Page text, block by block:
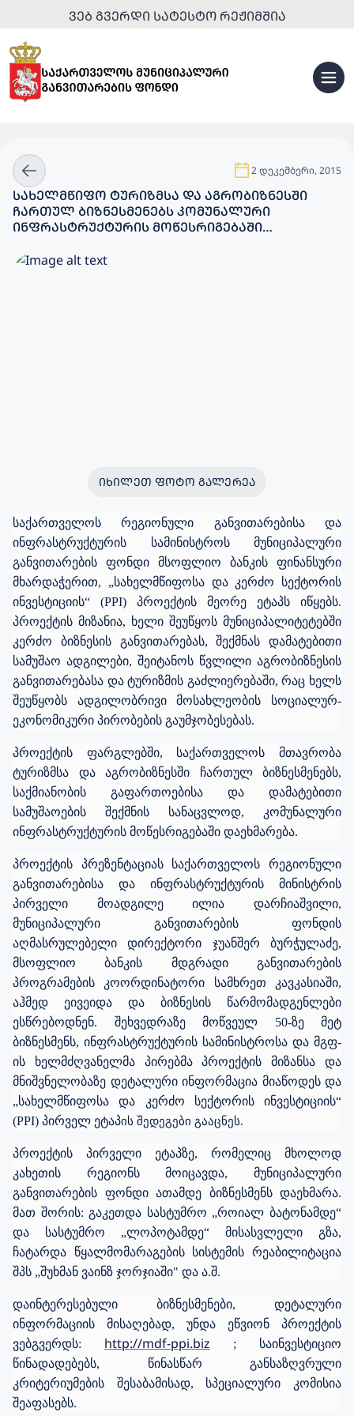
ᲕᲔᲑ ᲒᲕᲔᲠᲓᲘ ᲡᲐᲢᲔᲡᲢᲝ ᲠᲔᲟᲘᲛᲨᲘᲐ
2 დეკემბერი, 2015
ᲡᲐᲮᲔᲚᲛᲬᲘᲤᲝ ᲢᲣᲠᲘᲖᲛᲡᲐ ᲓᲐ ᲐᲒᲠᲝᲑᲘᲖᲜᲔᲡᲨᲘ
ᲩᲐᲠᲗᲣᲚ ᲑᲘᲖᲜᲔᲡᲛᲔᲜᲔᲑᲡ ᲙᲝᲛᲣᲜᲐᲚᲣᲠᲘ
ᲘᲜᲤᲠᲐᲡᲢᲠᲣᲥᲢᲣᲠᲘᲡ ᲛᲝᲬᲔᲡᲠᲘᲒᲔᲑᲐᲨᲘ
ᲘᲮᲘᲚᲔᲗ ᲤᲝᲢᲝ ᲒᲐᲚᲔᲠᲔᲐ
საქართველოს რეგიონული განვითარებისა და
ინფრასტრუქტურის სამინისტროს მუნიციპალური
განვითარების ფონდი მსოფლიო ბანკის ფინანსური
მხარდაჭერით, „სახელმწიფოსა და კერძო სექტორის
ინვესტიციის“ (PPI) პროექტის მეორე ეტაპს იწყებს.
პროექტის მიზანია, ხელი შეუწყოს მუნიციპალიტეტებში
კერძო ბიზნესის განვითარებას, შექმნას დამატებითი
სამუშაო ადგილები, შეიტანოს წვლილი აგრობიზნესის
განვითარებასა და ტურიზმის გაძლიერებაში, რაც ხელს
შეუწყობს ადგილობრივი მოსახლეობის სოციალურ-
ეკონომიკური პირობების გაუმჯობესებას.
პროექტის ფარგლებში, საქართველოს მთავრობა
ტურიზმსა და აგრობიზნესში ჩართულ ბიზნესმენებს,
საქმიანობის გაფართოებისა და დამატებითი
სამუშაოების შექმნის სანაცვლოდ, კომუნალური
ინფრასტრუქტურის მოწესრიგებაში დაეხმარება.
პროექტის პრეზენტაციას საქართველოს რეგიონული
განვითარებისა და ინფრასტრუქტურის მინისტრის
პირველი მოადგილე ილია დარჩიაშვილი,
მუნიციპალური განვითარების ფონდის
აღმასრულებელი დირექტორი ჯუანშერ ბურჭულაძე,
მსოფლიო ბანკის მდგრადი განვითარების
პროგრამების კოორდინატორი სამხრეთ კავკასიაში,
აჰმედ ეივეიდა და ბიზნესის წარმომადგენლები
ესწრებოდნენ. შეხვედრაზე მოწვეულ 50-ზე მეტ
ბიზნესმენს, ინფრასტრუქტურის სამინისტროსა და მგფ-
ის ხელმძღვანელმა პირებმა პროექტის მიზანსა და
მნიშვნელობაზე დეტალური ინფორმაცია მიაწოდეს და
„სახელმწიფოსა და კერძო სექტორის ინვესტიციის“
(PPI) პირველ ეტაპის შედეგები გააცნეს.
პროექტის პირველი ეტაპზე, რომელიც მხოლოდ
კახეთის რეგიონს მოიცავდა, მუნიციპალური
განვითარების ფონდი ათამდე ბიზნესმენს დაეხმარა.
მათ შორის: გაკეთდა სასტუმრო „როიალ ბატონამდე“
და სასტუმრო „ლოპოტამდე“ მისასვლელი გზა,
ჩატარდა წყალმომარაგების სისტემის რეაბილიტაცია
შპს „შუხმან ვაინზ ჯორჯიაში" და ა.შ.
დაინტერესებული ბიზნესმენები, დეტალური
ინფორმაციის მისაღებად, უნდა ეწვიონ პროექტის
ვებგვერდს: http://mdf-ppi.biz ; საინვესტიციო
წინადადებებს, წინასწარ განსაზღვრული
კრიტერიუმების შესაბამისად, სპეციალური კომისია
შეაფასებს.